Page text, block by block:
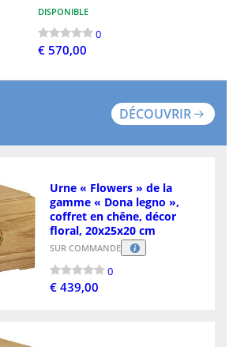
DISPONIBLE
0
€ 570,00
DÉCOUVRIR
Urne « Flowers » de la
gamme « Dona legno »,
coffret en chêne, décor
floral, 20x25x20 cm
SUR COMMANDE
0
€ 439,00